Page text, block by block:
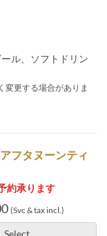
ル、ソフトドリン
変更する場合がありま
フタヌーンティ
約承ります
(Svc & tax incl.)
Select